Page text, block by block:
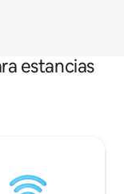
estancias